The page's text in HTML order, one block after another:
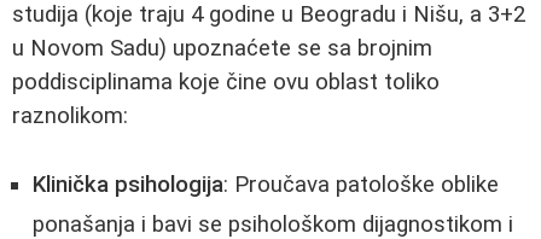
studija (koje traju 4 godine u Beogradu i Nišu, a 3+2
u Novom Sadu) upoznaćete se sa brojnim
poddisciplinama koje čine ovu oblast toliko
raznolikom:
Klinička psihologija: Proučava patološke oblike
ponašanja i bavi se psihološkom dijagnostikom i